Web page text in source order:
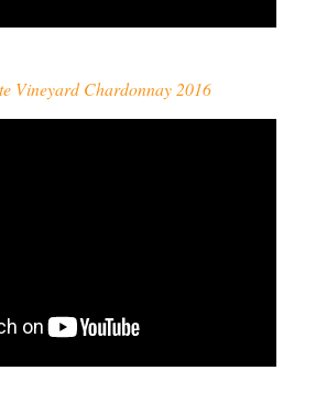
Vineyard Chardonnay 2016